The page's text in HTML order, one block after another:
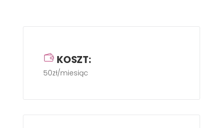
KOSZT:
50zł/miesiąc